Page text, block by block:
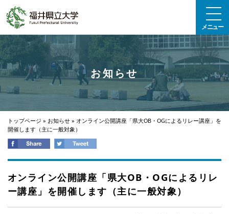
メニュー
お知らせ
トップページ » お知らせ » オンライン公開講座「県大OB・OGによるリレー講座」を
開催します（主に一般対象）
オンライン公開講座「県大OB・OGによるリレ
ー講座」を開催します（主に一般対象）